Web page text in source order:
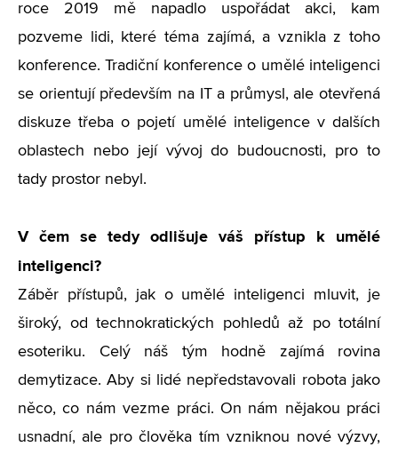
roce 2019 mě napadlo uspořádat akci, kam
pozveme lidi, které téma zajímá, a vznikla z toho
konference. Tradiční konference o umělé inteligenci
se orientují především na IT a průmysl, ale otevřená
diskuze třeba o pojetí umělé inteligence v dalších
oblastech nebo její vývoj do budoucnosti, pro to
tady prostor nebyl.
V čem se tedy odlišuje váš přístup k umělé
inteligenci?
Záběr přístupů, jak o umělé inteligenci mluvit, je
široký, od technokratických pohledů až po totální
esoteriku. Celý náš tým hodně zajímá rovina
demytizace. Aby si lidé nepředstavovali robota jako
něco, co nám vezme práci. On nám nějakou práci
usnadní, ale pro člověka tím vzniknou nové výzvy,